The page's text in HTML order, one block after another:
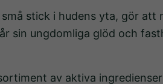
stick i hudens yta, gör
sin ungdomliga glöd och
av aktiva